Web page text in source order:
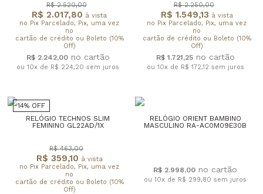
R$ 2.017,80 à vista
no Pix Parcelado, Pix, uma vez
no
cartão de crédito ou Boleto (10%
Off)
R$ 2.520,00
R$ 2.242,00
ou 10x de R$ 224,20 sem juros
R$ 1.549,13 à vista
no Pix Parcelado, Pix, uma vez
no
cartão de crédito ou Boleto (10%
Off)
R$ 2.250,00
R$ 1.721,25
ou 10x de R$ 172,12 sem juros
14% OFF
RELÓGIO TECHNOS SLIM
FEMININO GL22AD/1X
R$ 359,10 à vista
no Pix Parcelado, Pix, uma vez
no
cartão de crédito ou Boleto (10%
Off)
R$ 463,00
RELÓGIO ORIENT BAMBINO
MASCULINO RA-AC0M09E30B
R$ 2.998,00
ou 10x de R$ 299,80 sem juros